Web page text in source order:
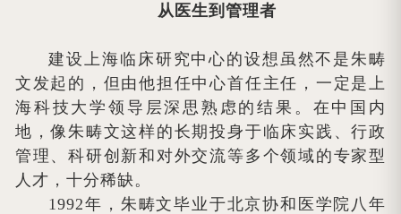
从医生到管理者
建设上海临床研究中心的设想虽然不是朱畴
文发起的，但由他担任中心首任主任，一定是上
海科技大学领导层深思熟虑的结果。在中国内
地，像朱畴文这样的长期投身于临床实践、行政
管理、科研创新和对外交流等多个领域的专家型
人才，十分稀缺。
1992年，朱畴文毕业于北京协和医学院八年